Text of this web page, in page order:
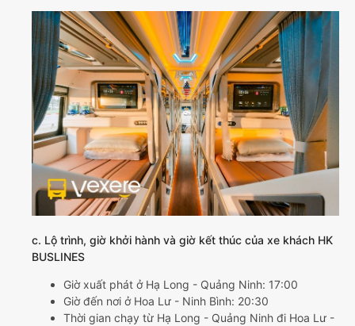
c. Lộ trình, giờ khởi hành và giờ kết thúc của xe khách HK
BUSLINES
Giờ xuất phát ở Hạ Long - Quảng Ninh: 17:00
Giờ đến nơi ở Hoa Lư - Ninh Bình: 20:30
Thời gian chạy từ Hạ Long - Quảng Ninh đi Hoa Lư -